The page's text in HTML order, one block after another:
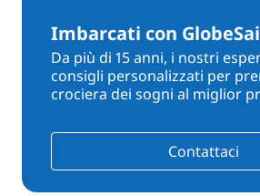
Imbarcati con
Da più di 15 anni, i nostri
consigli personalizzati per
crociera dei sogni al miglior
Contattaci